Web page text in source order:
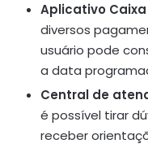
Aplicativo Caixa
diversos
usuário pode
a data
Central de
é possível tirar
receber